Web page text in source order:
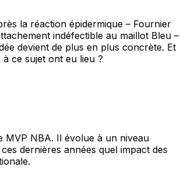
la réaction épidermique – Fournier
indéfectible au maillot Bleu –
devient de plus en plus concrète. Et
à ce sujet ont eu lieu ?
MVP NBA. Il évolue à un niveau
dernières années quel impact des